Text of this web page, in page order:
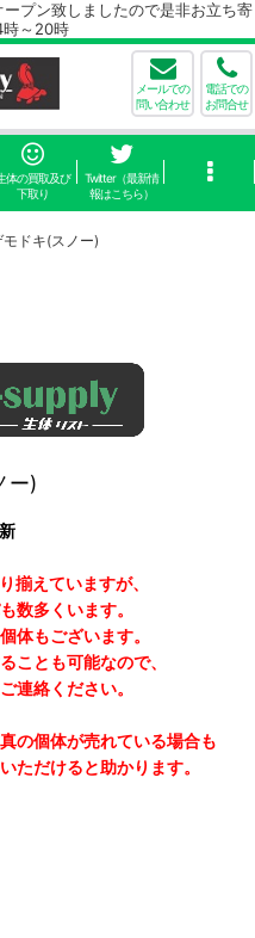
致しましたので是非お立ち寄
～20時
メールでの
問い合わせ
電話での
お問合せ
体の買取及び
下取り
Twitter（最新情
報はこちら）
ドキ(スノー)
ー)
揃えていますが、
数多くいます。
体もございます。
ことも可能なので、
連絡ください。
の個体が売れている場合も
ただけると助かります。